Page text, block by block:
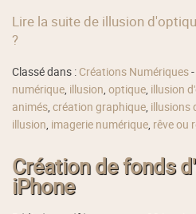
Lire la suite de illusion
?
Classé dans : Créations Numériques
numérique, illusion,optique, illusion
animés,création graphique, illusions
illusion, imagerie numérique, rêve ou
Création de fonds
iPhone